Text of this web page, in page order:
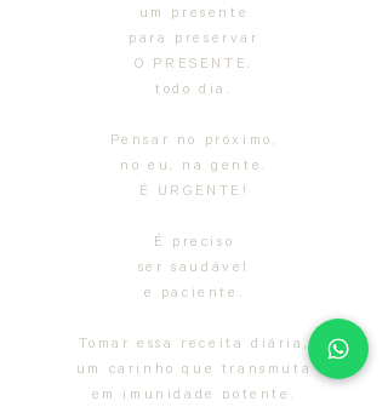
um presente
para preservar
O PRESENTE,
todo dia.
Pensar no próximo,
no eu, na gente.
É URGENTE!
É preciso
ser saudável
e paciente.
Tomar essa receita diária,
um carinho que transmuta
em imunidade potente.